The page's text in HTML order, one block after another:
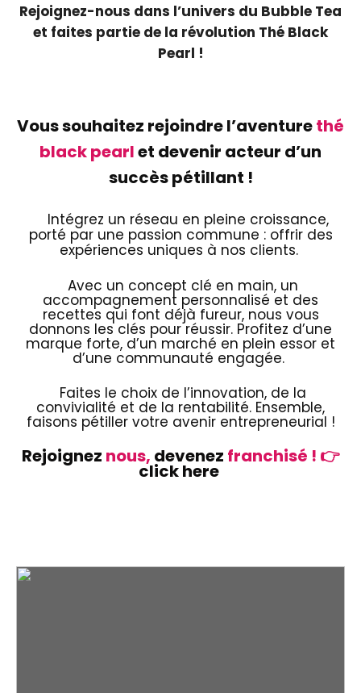
Rejoignez-nous dans l’univers du Bubble Tea
et faites partie de la révolution Thé Black
Pearl !
Vous souhaitez rejoindre l’aventurethé
black pearlet devenir acteur d’un
succès pétillant !
Intégrez un réseau en pleine croissance,
porté par une passion commune : offrir des
expériences uniques à nos clients.
Avec un concept clé en main, un
accompagnement personnalisé et des
recettes qui font déjà fureur, nous vous
donnons les clés pour réussir. Profitez d’une
marque forte, d’un marché en plein essor et
d’une communauté engagée.
Faites le choix de l’innovation, de la
convivialité et de la rentabilité. Ensemble,
faisons pétiller votre avenir entrepreneurial !
Rejoignez nous, devenez franchisé ! 👉
click here